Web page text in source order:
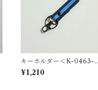
キーホルダー＜K-0463-Y
＞
¥1,210